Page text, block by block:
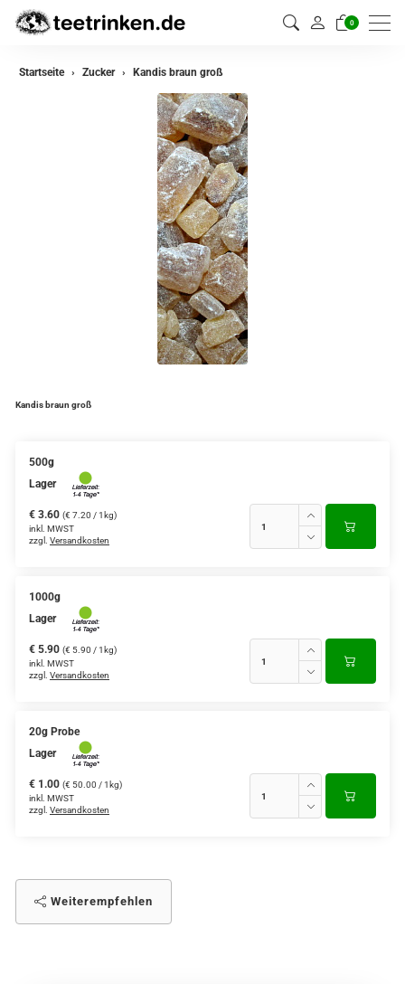
0
Startseite Zucker Kandis braun groß
Kandis braun groß
500g
Lager
€ 3.60 (€ 7.20 / 1kg)
inkl. MWST
zzgl. Versandkosten
1000g
Lager
€ 5.90 (€ 5.90 / 1kg)
inkl. MWST
zzgl. Versandkosten
20g Probe
Lager
€ 1.00 (€ 50.00 / 1kg)
inkl. MWST
zzgl. Versandkosten
Weiterempfehlen